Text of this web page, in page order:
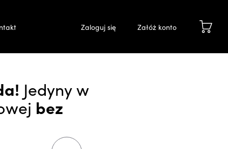
Zaloguj się Załóż konto
Jedyny w
bez